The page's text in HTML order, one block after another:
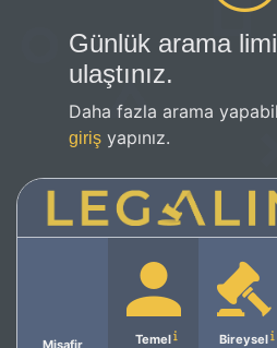
Günlük arama
ulaştınız.
Daha fazla arama
giriş yapınız.
Misafir Temel Bireysel